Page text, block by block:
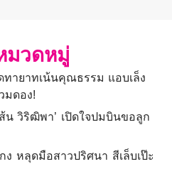
มวดหมู่
ายาทเน้นคุณธรรม แอบเล็ง
มดอง!
น วิริฒิพา’ เปิดใจปมบินขอลูก
ง หลุดมือสาวปริศนา สีเล็บเป๊ะ